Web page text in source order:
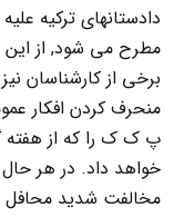
دادستانهای ترکیه
مطرح می شود, از این
برخی از کارشناسان
منحرف کردن افکار
پ ک ک را که از
خواهد داد. در هر
مخالفت شدید محافل